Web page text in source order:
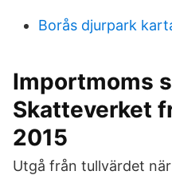
Borås djurpark
Importmoms
Skatteverket
2015
Utgå från tullvärdet